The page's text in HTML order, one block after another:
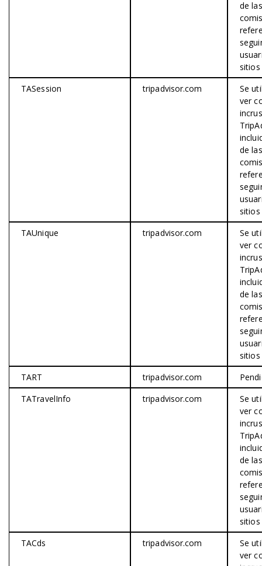
de las
sitios
TASession
tripadvisor.com
Se
ver
de las
sitios
TAUnique
tripadvisor.com
Se
ver
de las
sitios
TART
tripadvisor.com
TATravelInfo
tripadvisor.com
Se
ver
de las
sitios
TACds
tripadvisor.com
Se
ver